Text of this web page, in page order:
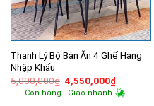
Thanh Lý Bộ Bàn Ăn 4 Ghế Hàng
Nhập Khẩu
5,000,000₫ Giá
gốc
là:
4,550,000₫Giá
hiện
tại
Còn hàng - Giao nhanh